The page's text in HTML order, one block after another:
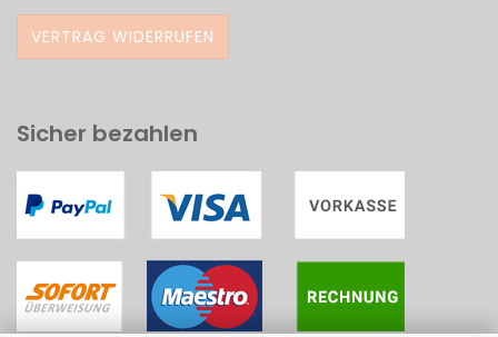
VERTRAG WIDERRUFEN
Sicher bezahlen